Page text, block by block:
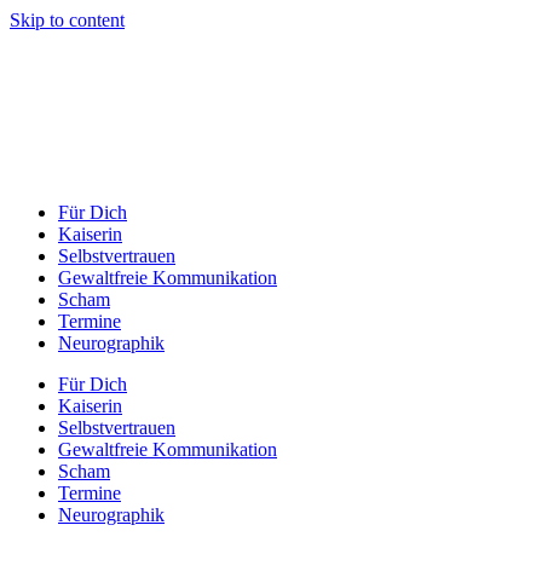
Skip to content
Für Dich
Kaiserin
Selbstvertrauen
Gewaltfreie Kommunikation
Scham
Termine
Neurographik
Für Dich
Kaiserin
Selbstvertrauen
Gewaltfreie Kommunikation
Scham
Termine
Neurographik